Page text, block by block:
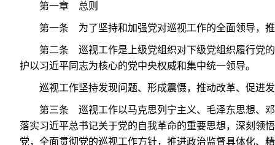
第一章 总则
第一条 为了坚持和加强党对巡视工作的全面领导，
第二条 巡视工作是上级党组织对下级党组织履行党
护以习近平同志为核心的党中央权威和集中统一领导。
巡视工作坚持发现问题、形成震慑，推动改革、促进
第三条 巡视工作以马克思列宁主义、毛泽东思想、
落实习近平总书记关于党的自我革命的重要思想，深刻领
党，全面贯彻党的巡视工作方针，推进政治监督具体化、